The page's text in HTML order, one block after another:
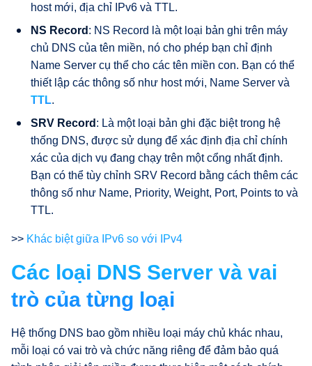
host mới, địa chỉ IPv6 và TTL.
NS Record : NS Record là một loại bản ghi trên máy
chủ DNS của tên miền, nó cho phép bạn chỉ định
Name Server cụ thể cho các tên miền con. Bạn có thể
thiết lập các thông số như host mới, Name Server và
TTL.
SRV Record : Là một loại bản ghi đặc biệt trong hệ
thống DNS, được sử dụng để xác định địa chỉ chính
xác của dịch vụ đang chạy trên một cổng nhất định.
Bạn có thể tùy chỉnh SRV Record bằng cách thêm các
thông số như Name, Priority, Weight, Port, Points to và
TTL.
>> Khác biệt giữa IPv6 so với IPv4
Các loại DNS Server và vai
trò của từng loại
Hệ thống DNS bao gồm nhiều loại máy chủ khác nhau,
mỗi loại có vai trò và chức năng riêng để đảm bảo quá